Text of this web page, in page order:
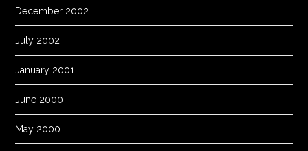
December 2002
July 2002
January 2001
June 2000
May 2000